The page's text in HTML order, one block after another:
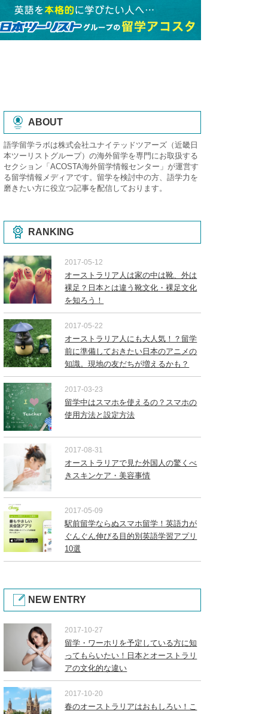
ABOUT
語学留学ラボは株式会社ユナイテッドツアーズ（近畿日
本ツーリストグループ）の海外留学を専門にお取扱する
セクション「ACOSTA海外留学情報センター」が運営す
る留学情報メディアです。留学を検討中の方、語学力を
磨きたい方に役立つ記事を配信しております。
RANKING
2017-05-12
オーストラリア人は家の中は靴、外は
裸足？日本とは違う靴文化・裸足文化
を知ろう！
2017-05-22
オーストラリア人にも大人気！？留学
前に準備しておきたい日本のアニメの
知識。現地の友だちが増えるかも？
2017-03-23
留学中はスマホを使えるの？スマホの
使用方法と設定方法
2017-08-31
オーストラリアで見た外国人の驚くべ
きスキンケア・美容事情
2017-05-09
駅前留学ならぬスマホ留学！英語力が
ぐんぐん伸びる目的別英語学習アプリ
10選
NEW ENTRY
2017-10-27
留学・ワーホリを予定している方に知
ってもらいたい！日本とオーストラリ
アの文化的な違い
2017-10-20
春のオーストラリアはおもしろい！こ